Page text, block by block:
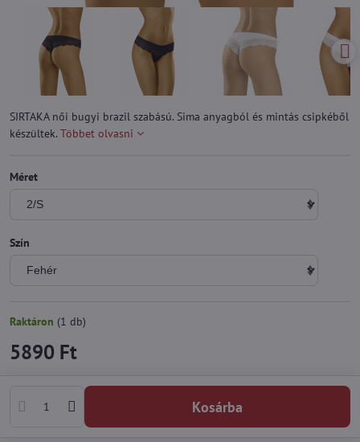
SIRTAKA női bugyi brazil szabású. Sima anyagból és mintás csipkéből
készültek. Többet olvasni
Méret
Szín
Raktáron (1 db)
5890 Ft
Kosárba